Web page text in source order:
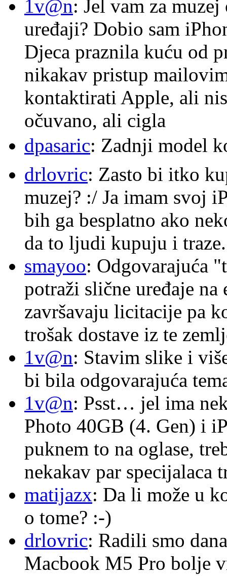
1v@n: Jel vam za
uređaji? Dobio sam
Djeca praznila kuću od
nikakav pristup
kontaktirati Apple, ali
očuvano, ali cigla
dpasaric: Zadnji model
drlovric: Zasto bi itko
muzej? :/ Ja imam svoj
bih ga besplatno ako
da to ljudi kupuju i traze.
smayoo: Odgovarajuća
potraži slične uređaje
završavaju licitacije pa
trošak dostave iz te
1v@n: Stavim slike i
bi bila odgovarajuća
1v@n: Psst… jel ima
Photo 40GB (4. Gen) i
puknem to na oglase,
nekakav par
matijazx: Da li može u
o tome? :-)
drlovric: Radili smo
Macbook M5 Pro bolje